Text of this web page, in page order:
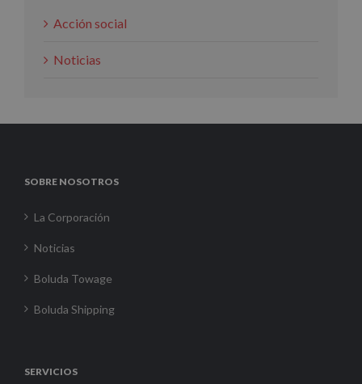
Acción social
Noticias
SOBRE NOSOTROS
La Corporación
Noticias
Boluda Towage
Boluda Shipping
SERVICIOS